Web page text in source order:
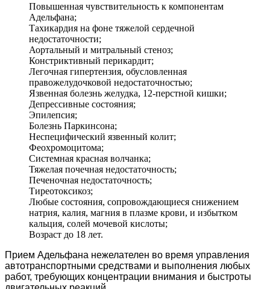
Повышенная чувствительность к компонентам
Адельфана;
Тахикардия на фоне тяжелой сердечной
недостаточности;
Аортальный и митральный стеноз;
Констриктивный перикардит;
Легочная гипертензия, обусловленная
правожелудочковой недостаточностью;
Язвенная болезнь желудка, 12-перстной кишки;
Депрессивные состояния;
Эпилепсия;
Болезнь Паркинсона;
Неспецифический язвенный колит;
Феохромоцитома;
Системная красная волчанка;
Тяжелая почечная недостаточность;
Печеночная недостаточность;
Тиреотоксикоз;
Любые состояния, сопровождающиеся снижением
натрия, калия, магния в плазме крови, и избытком
кальция, солей мочевой кислоты;
Возраст до 18 лет.
Прием Адельфана нежелателен во время управления
автотранспортными средствами и выполнения любых
работ, требующих концентрации внимания и быстроты